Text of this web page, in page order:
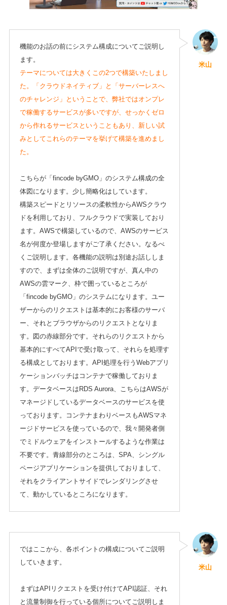
機能のお話の前にシステム構成についてご説明し
ます。
テーマについては大きくこの2つで構築いたしまし
た。「クラウドネイティブ」と「サーバーレスへ
のチャレンジ」ということで、弊社ではオンプレ
で稼働するサービスが多いですが、せっかくゼロ
から作れるサービスということもあり、新しい試
みとしてこれらのテーマを挙げて構築を進めまし
た。
こちらが「fincode byGMO」のシステム構成の全
体図になります。少し簡略化はしています。
構築スピードとリソースの柔軟性からAWSクラウ
ドを利用しており、フルクラウドで実装しており
ます。AWSで構築しているので、AWSのサービス
名が何度か登場しますがご了承ください。なるべ
くご説明します。各機能の説明は別途お話ししま
すので、まずは全体のご説明ですが、真ん中の
AWSの雲マーク、枠で囲っているところが
「fincode byGMO」のシステムになります。ユー
ザーからのリクエストは基本的にお客様のサーバ
ー、それとブラウザからのリクエストとなりま
す。図の赤線部分です。それらのリクエストから
基本的にすべてAPIで受け取って、それらを処理す
る構成としております。API処理を行うWebアプリ
ケーションバッチはコンテナで稼働しておりま
す。データベースはRDS Aurora、こちらはAWSが
マネージドしているデータベースのサービスを使
っております。コンテナまわりベースもAWSマネ
ージドサービスを使っているので、我々開発者側
でミドルウェアをインストールするような作業は
不要です。青線部分のところは、SPA、シングル
ページアプリケーションを提供しておりまして、
それをクライアントサイドでレンダリングさせ
て、動かしているところになります。
米山
ではここから、各ポイントの構成についてご説明
していきます。
まずはAPIリクエストを受け付けてAPI認証、それ
と流量制御を行っている個所についてご説明しま
米山